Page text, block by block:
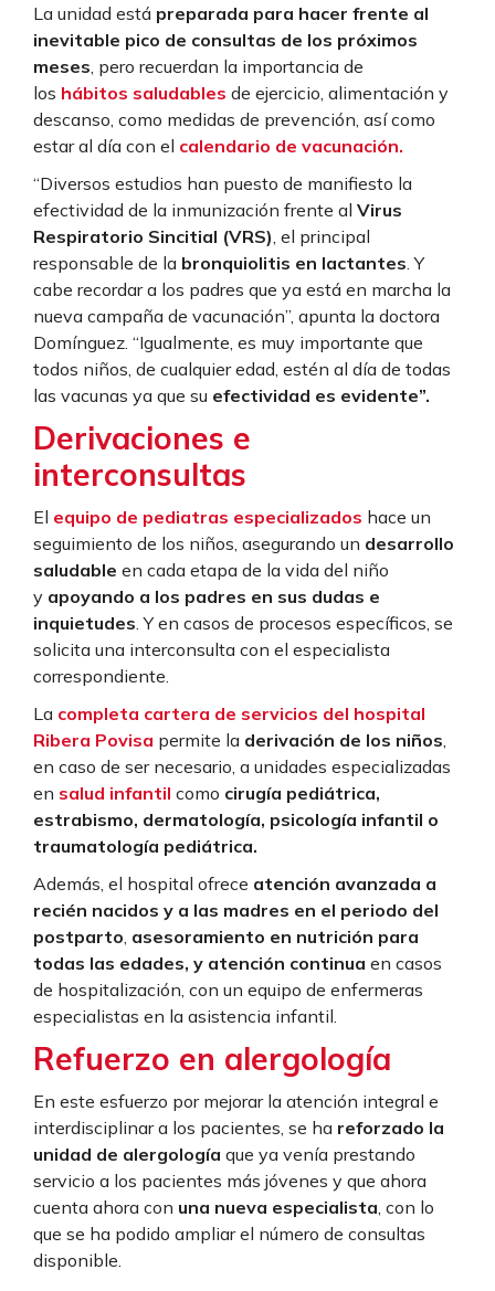
La unidad está preparada para hacer frente al
inevitable pico de consultas de los próximos
meses, pero recuerdan la importancia de
los hábitos saludables de ejercicio, alimentación y
descanso, como medidas de prevención, así como
estar al día con el calendario de vacunación.
“Diversos estudios han puesto de manifiesto la
efectividad de la inmunización frente al Virus
Respiratorio Sincitial (VRS), el principal
responsable de la bronquiolitis en lactantes. Y
cabe recordar a los padres que ya está en marcha la
nueva campaña de vacunación”, apunta la doctora
Domínguez. “Igualmente, es muy importante que
todos niños, de cualquier edad, estén al día de todas
las vacunas ya que su efectividad es evidente”.
Derivaciones e
interconsultas
El equipo de pediatras especializados hace un
seguimiento de los niños, asegurando un desarrollo
saludable en cada etapa de la vida del niño
y apoyando a los padres en sus dudas e
inquietudes. Y en casos de procesos específicos, se
solicita una interconsulta con el especialista
correspondiente.
La completa cartera de servicios del hospital
Ribera Povisa permite la derivación de los niños,
en caso de ser necesario, a unidades especializadas
en salud infantil como cirugía pediátrica,
estrabismo, dermatología, psicología infantil o
traumatología pediátrica.
Además, el hospital ofrece atención avanzada a
recién nacidos y a las madres en el periodo del
postparto, asesoramiento en nutrición para
todas las edades, y atención continua en casos
de hospitalización, con un equipo de enfermeras
especialistas en la asistencia infantil.
Refuerzo en alergología
En este esfuerzo por mejorar la atención integral e
interdisciplinar a los pacientes, se ha reforzado la
unidad de alergología que ya venía prestando
servicio a los pacientes más jóvenes y que ahora
cuenta ahora con una nueva especialista, con lo
que se ha podido ampliar el número de consultas
disponible.